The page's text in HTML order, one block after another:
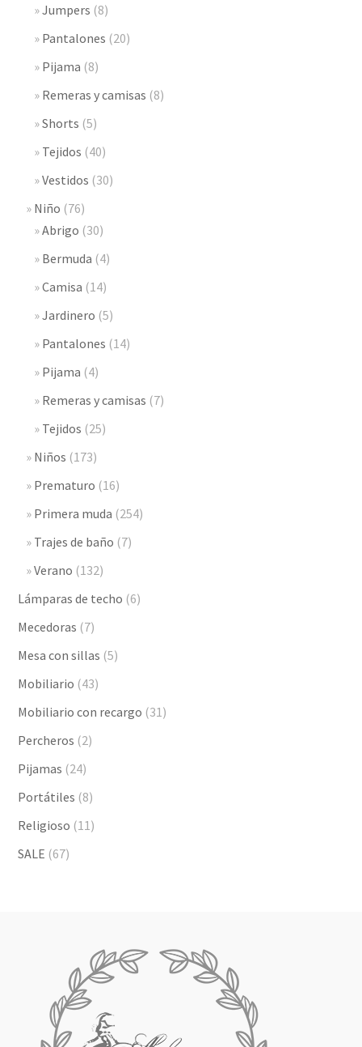
Jumpers (8)
Pantalones (20)
Pijama (8)
Remeras y camisas (8)
Shorts (5)
Tejidos (40)
Vestidos (30)
Niño (76)
Abrigo (30)
Bermuda (4)
Camisa (14)
Jardinero (5)
Pantalones (14)
Pijama (4)
Remeras y camisas (7)
Tejidos (25)
Niños (173)
Prematuro (16)
Primera muda (254)
Trajes de baño (7)
Verano (132)
Lámparas de techo (6)
Mecedoras (7)
Mesa con sillas (5)
Mobiliario (43)
Mobiliario con recargo (31)
Percheros (2)
Pijamas (24)
Portátiles (8)
Religioso (11)
SALE (67)